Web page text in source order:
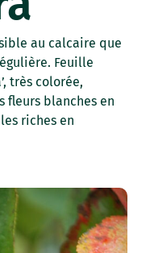
au calcaire que
Feuille
très colorée,
fleurs blanches en
riches en